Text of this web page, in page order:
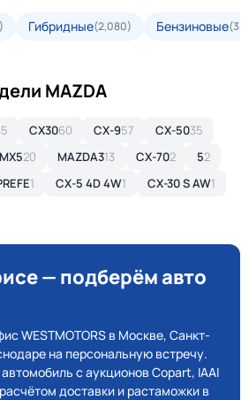
Гибридные(2,080) Бензиновые
MAZDA
CX3060 CX-957 CX-5035
MX520 MAZDA313 CX-702 52
1 CX-5 4D 4W1 CX-30 S AW1
— подберём авто
WESTMOTORS в Москве, Санкт-
на персональную встречу.
с аукционов Copart, IAAI
доставки и растаможки в